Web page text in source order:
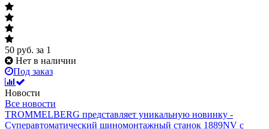
50 руб. за 1
Нет в наличии
Под заказ
Новости
Все новости
TROMMELBERG представляет уникальную новинку -
Суперавтоматический шиномонтажный станок 1889NV с